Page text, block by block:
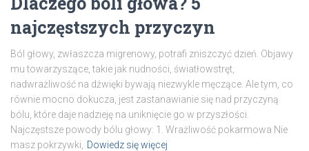
najczęstszych przyczyn
Ból głowy, zwłaszcza migrenowy, potrafi zniszczyć dzień. Objawy
mu towarzyszące, takie jak nudności, światłowstręt,
nadwrażliwość na dźwięki bywają niezwykle męczące. Ale tym, co
równie mocno dokucza, jest zastanawianie się nad przyczyną
bólu, które daje nadzieję na uniknięcie go w przyszłości.
Najczęstsze powody bólu głowy: 1. Wrażliwość pokarmowa Nie
masz pokrzywki,
Dowiedz się więcej